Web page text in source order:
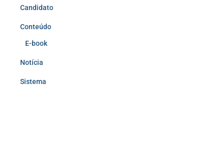
Candidato
Conteúdo
E-book
Notícia
Sistema